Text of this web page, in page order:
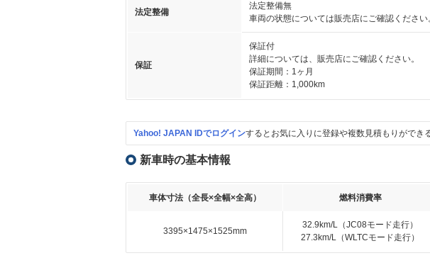
法定整備
法定整備無
車両の状態については販売店にご確認ください
保証
保証付
詳細については、販売店にご確認ください。
保証期間：1ヶ月
保証距離：1,000km
Yahoo! JAPAN IDでログインするとお気に入りに登録や複数見積もりができ
新車時の基本情報
車体寸法（全長×全幅×全高） 燃料消費率
3395×1475×1525mm
32.9km/L（JC08モード走行）
27.3km/L（WLTCモード走行）